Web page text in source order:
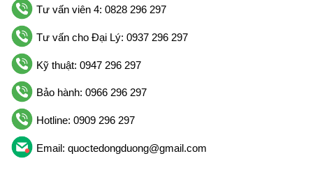
Tư vấn viên 4: 0828 296 297
Tư vấn cho Đại Lý: 0937 296 297
Kỹ thuật: 0947 296 297
Bảo hành: 0966 296 297
Hotline: 0909 296 297
Email: quoctedongduong@gmail.com